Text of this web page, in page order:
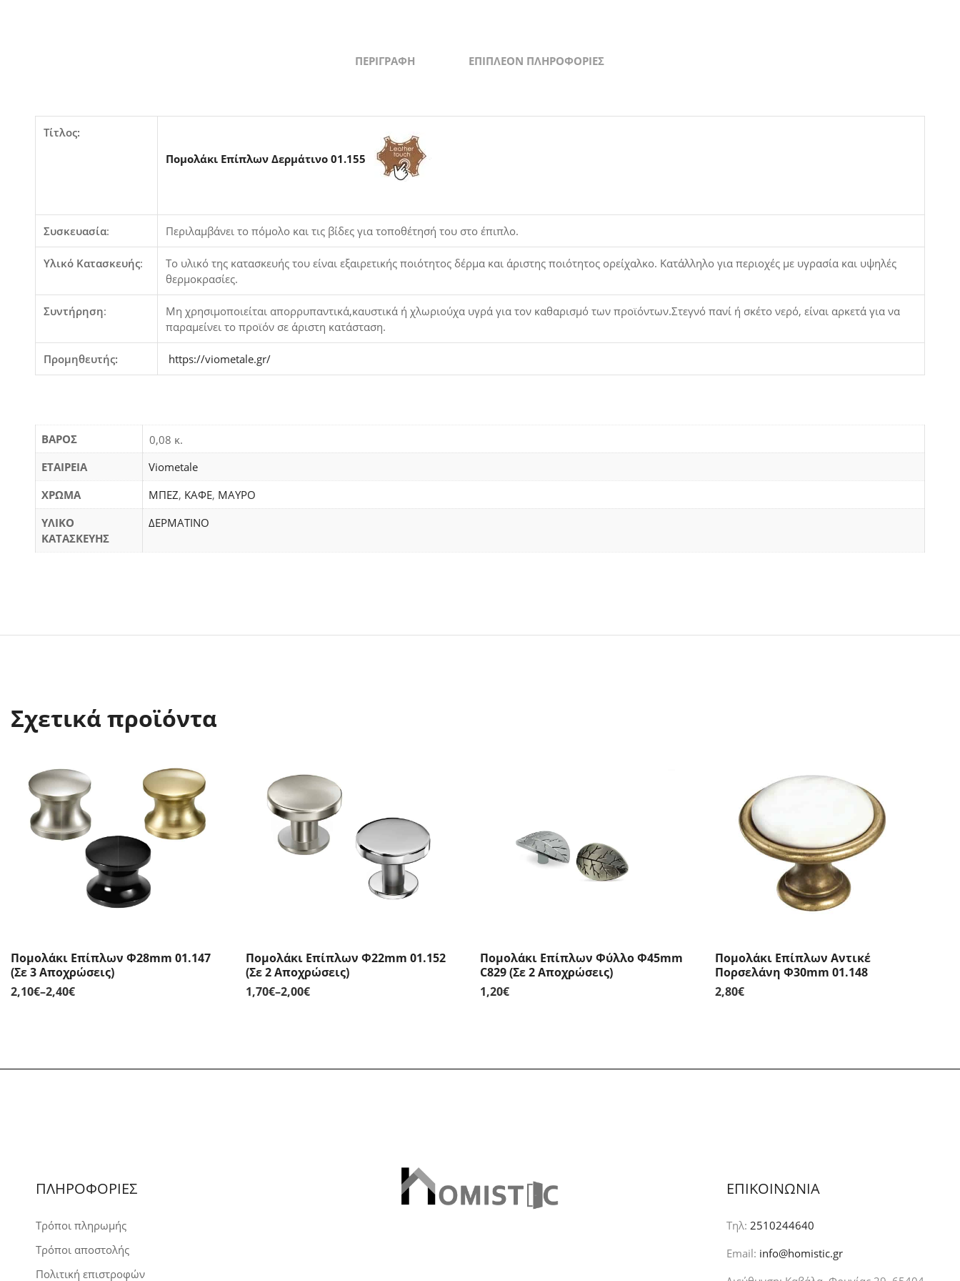
ΠΕΡΙΓΡΑΦΉ ΕΠΙΠΛΈΟΝ ΠΛΗΡΟΦΟΡΊΕΣ
Τίτλος:
Πομολάκι Επίπλων Δερμάτινο 01.155
Συσκευασία: Περιλαμβάνει το πόμολο και τις βίδες για τοποθέτησή του στο έπιπλο.
Υλικό Κατασκευής:
Το υλικό της κατασκευής του είναι εξαιρετικής ποιότητος δέρμα και άριστης ποιότητος ορείχαλκο. Κατάλληλο για περιοχές με υγρασία και υψηλές
θερμοκρασίες.
Συντήρηση:
Μη χρησιμοποιείται απορρυπαντικά,καυστικά ή χλωριούχα υγρά για τον καθαρισμό των προϊόντων.Στεγνό πανί ή σκέτο νερό, είναι αρκετά για να
παραμείνει το προϊόν σε άριστη κατάσταση.
Προμηθευτής: https://viometale.gr/
ΒΆΡΟΣ
0,08 κ.
ΕΤΑΙΡΕΙΑ
Viometale
ΧΡΩΜΑ
ΜΠΕΖ, ΚΑΦΕ, ΜΑΥΡΟ
ΥΛΙΚΟ
ΚΑΤΑΣΚΕΥΗΣ
ΔΕΡΜΑΤΙΝΟ
Σχετικά προϊόντα
Πομολάκι Επίπλων Φ28mm 01.147
(Σε 3 Αποχρώσεις)
2,10€–2,40€Price
2,40€
Πομολάκι Επίπλων Φ22mm 01.152
(Σε 2 Αποχρώσεις)
1,70€–2,00€Price
2,00€
Πομολάκι Επίπλων Φύλλο Φ45mm
C829 (Σε 2 Αποχρώσεις)
1,20€
Πομολάκι Επίπλων Αντικέ
Πορσελάνη Φ30mm 01.148
2,80€
ΠΛΗΡΟΦΟΡΙΕΣ
Τρόποι πληρωμής
Τρόποι αποστολής
Πολιτική επιστροφών
ΕΠΙΚΟΙΝΩΝΙΑ
Τηλ: 2510244640
Email: info@homistic.gr